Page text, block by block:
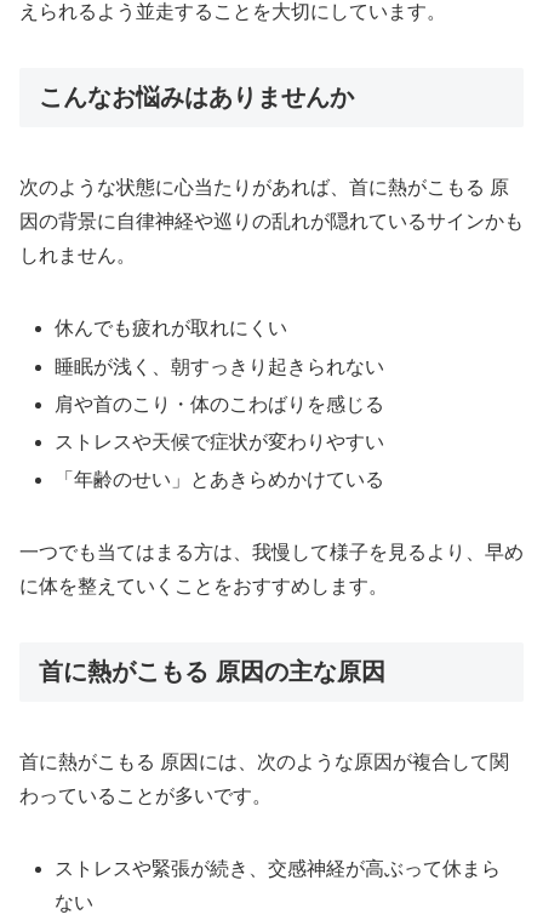
えられるよう並走することを大切にしています。
こんなお悩みはありませんか
次のような状態に心当たりがあれば、首に熱がこもる 原
因の背景に自律神経や巡りの乱れが隠れているサインかも
しれません。
休んでも疲れが取れにくい
睡眠が浅く、朝すっきり起きられない
肩や首のこり・体のこわばりを感じる
ストレスや天候で症状が変わりやすい
「年齢のせい」とあきらめかけている
一つでも当てはまる方は、我慢して様子を見るより、早め
に体を整えていくことをおすすめします。
首に熱がこもる 原因の主な原因
首に熱がこもる 原因には、次のような原因が複合して関
わっていることが多いです。
ストレスや緊張が続き、交感神経が高ぶって休まら
ない